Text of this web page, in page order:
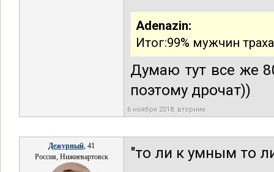
Adenazin:
Итог:99% мужчин
Думаю тут все же
поэтому дрочат))
6 ноября 2018, вторник
Дежурный, 41
Россия, Нижневартовск
"то ли к умным то